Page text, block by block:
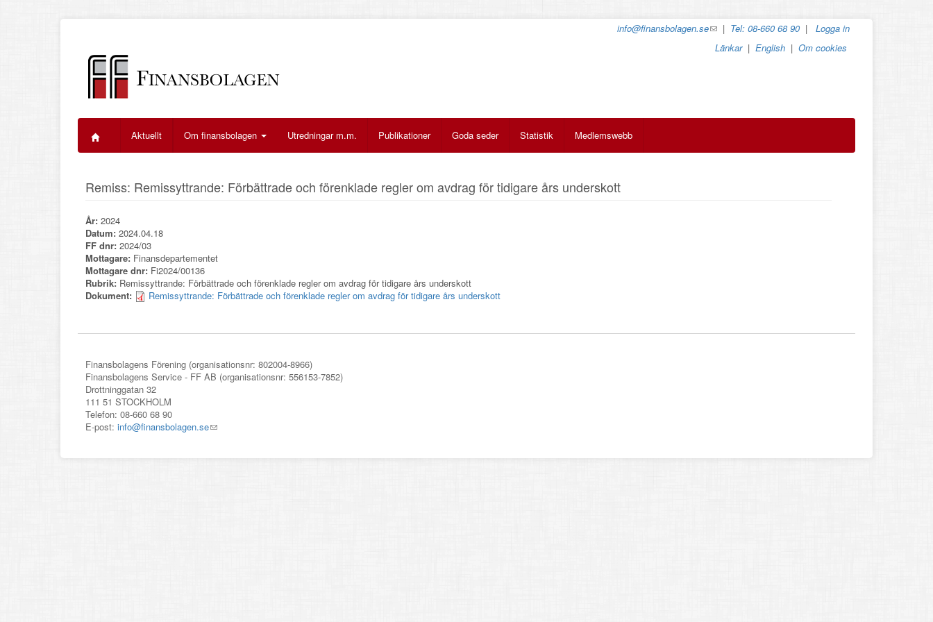
info@finansbolagen.se(link
e-
| Tel: 08-660 68 90 |Logga in
Länkar|English |Om cookies
Aktuellt Om finansbolagen Utredningar m.m. Publikationer Goda seder Statistik Medlemswebb
Remiss: Remissyttrande: Förbättrade och förenklade regler om avdrag för tidigare års underskott
År:2024
Datum:2024.04.18
FF dnr:2024/03
Mottagare: Finansdepartementet
Mottagare dnr: Fi2024/00136
Rubrik: Remissyttrande: Förbättrade och förenklade regler om avdrag för tidigare års underskott
Dokument:
Remissyttrande: Förbättrade och förenklade regler om avdrag för tidigare års underskott
Finansbolagens Förening (organisationsnr: 802004-8966)
Finansbolagens Service - FF AB (organisationsnr: 556153-7852)
Drottninggatan 32
111 51 STOCKHOLM
Telefon: 08-660 68 90
E-post:info@finansbolagen.se(link